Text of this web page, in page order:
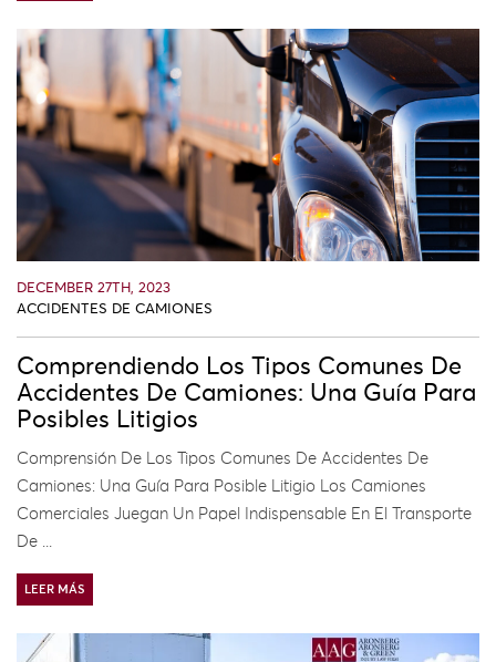
DECEMBER 27TH, 2023
ACCIDENTES DE CAMIONES
Comprendiendo Los Tipos Comunes De
Accidentes De Camiones: Una Guía Para
Posibles Litigios
Comprensión De Los Tipos Comunes De Accidentes De
Camiones: Una Guía Para Posible Litigio Los Camiones
Comerciales Juegan Un Papel Indispensable En El Transporte
De ...
LEER MÁS